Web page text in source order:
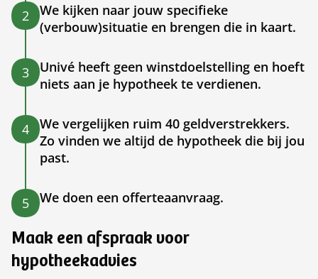
2
We kijken naar jouw specifieke
(verbouw)situatie en brengen die in kaart.
3
Univé heeft geen winstdoelstelling en hoeft
niets aan je hypotheek te verdienen.
4
We vergelijken ruim 40 geldverstrekkers.
Zo vinden we altijd de hypotheek die bij jou
past.
5 We doen een offerteaanvraag.
Maak een afspraak voor
hypotheekadvies